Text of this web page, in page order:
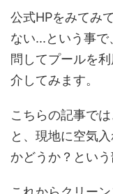
公式HPをみてみ
ない...という事
問してプールを
介してみます。
こちらの記事で
と、現地に空気
かどうか？という